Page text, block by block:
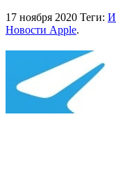
17 ноября 2020 Теги:
Новости Apple.